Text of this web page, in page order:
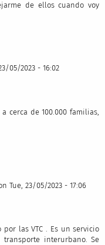
de ellos cuando voy
05/2023 - 16:02
cerca de 100.000 familias,
Tue, 23/05/2023 - 17:06
las VTC . Es un servicio
interurbano. Se